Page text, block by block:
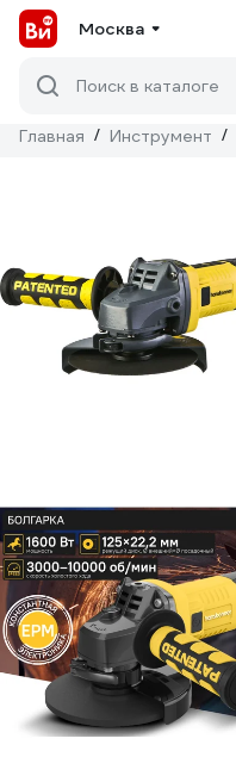
Москва
Поиск в каталоге
Главная / Инструмент /